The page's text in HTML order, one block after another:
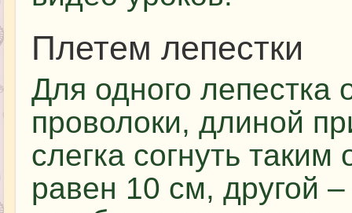
Плетем лепестки
Для одного лепестка
проволоки, длиной
слегка согнуть
равен 10 см, другой